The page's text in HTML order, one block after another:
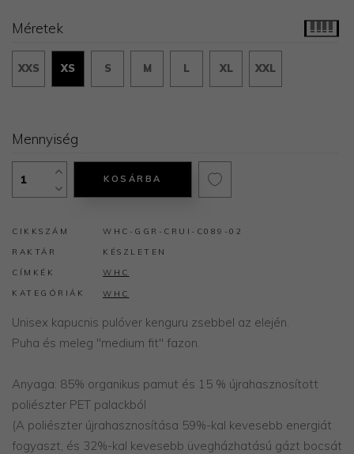
Unisex kapucnis pulóver kenguru zsebbel az elején.
Puha és meleg "medium fit" fazon.
Anyaga: 85% organikus pamut és 15 % újrahasznosított
poliészter PET palackból
(A poliészter újrahasznosítása 59%-kal kevesebb energiát
fogyaszt, és 32%-kal kevesebb üvegházhatású gázt bocsát
Méretek
XXS XS S M L XL XXL
Mennyiség
KOSÁRBA
CIKKSZÁM
WHC-GGR-CRUI-C089-02
RAKTÁR
KÉSZLETEN
CÍMKÉK
WHC
KATEGÓRIÁK
WHC